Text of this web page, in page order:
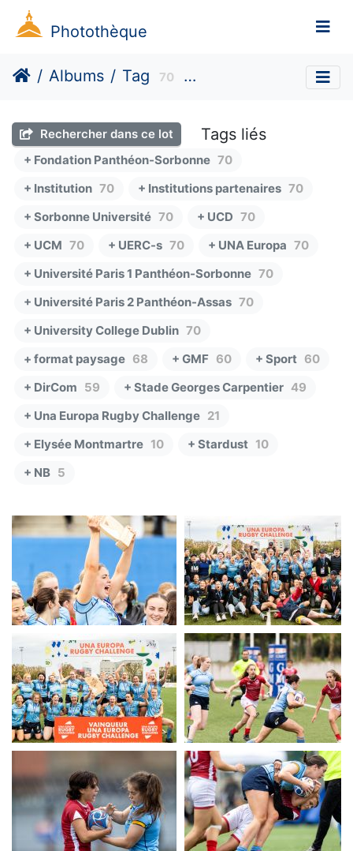
Photothèque
Albums Tag 70 Universidad Complutense
Rechercher dans ce lot Tags liés
+ Fondation Panthéon-Sorbonne 70
+ Institution 70 + Institutions partenaires 70
+ Sorbonne Université 70 + UCD 70
+ UCM 70 + UERC-s 70 + UNA Europa 70
+ Université Paris 1 Panthéon-Sorbonne 70
+ Université Paris 2 Panthéon-Assas 70
+ University College Dublin 70
+ format paysage 68 + GMF 60 + Sport 60
+ DirCom 59 + Stade Georges Carpentier 49
+ Una Europa Rugby Challenge 21
+ Elysée Montmartre 10 + Stardust 10
+ NB 5
UERC UERC
UERC UERC